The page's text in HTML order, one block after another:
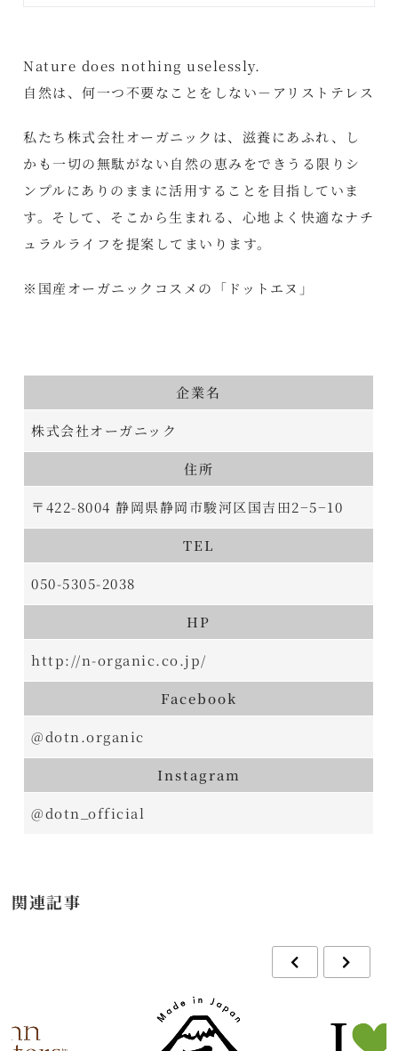
Nature does nothing uselessly.
自然は、何一つ不要なことをしない－アリストテレス
私たち株式会社オーガニックは、滋養にあふれ、し
かも一切の無駄がない自然の恵みをできうる限りシ
ンプルにありのままに活用することを目指していま
す。そして、そこから生まれる、心地よく快適なナチ
ュラルライフを提案してまいります。
※国産オーガニックコスメの「ドットエヌ」
企業名
株式会社オーガニック
住所
〒422-8004 静岡県静岡市駿河区国吉田2−5−10
TEL
050-5305-2038
HP
http://n-organic.co.jp/
Facebook
@dotn.organic
Instagram
@dotn_official
関連記事